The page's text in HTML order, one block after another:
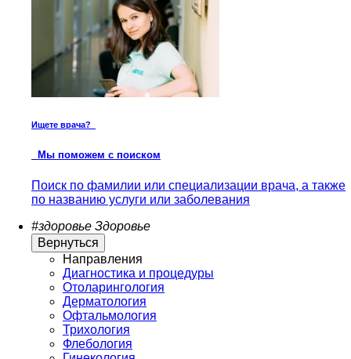
Ищете врача?
Мы поможем с поиском
Поиск по фамилии или специализации врача, а также
по названию услуги или заболевания
#здоровье Здоровье
Вернуться
Направления
Диагностика и процедуры
Отоларингология
Дерматология
Офтальмология
Трихология
Флебология